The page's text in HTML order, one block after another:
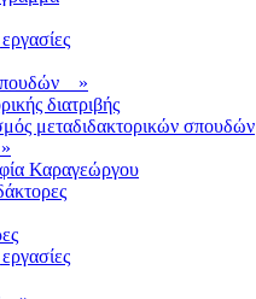
»
διατριβής
μεταδιδακτορικών σπουδών
»
Καραγεώργου